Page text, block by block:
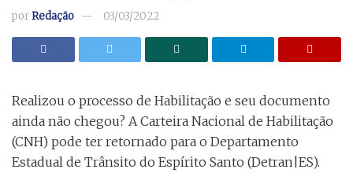
porRedação 03/03/2022
Realizou o processo de Habilitação e seu documento
ainda não chegou? A Carteira Nacional de Habilitação
(CNH) pode ter retornado para o Departamento
Estadual de Trânsito do Espírito Santo (Detran|ES).